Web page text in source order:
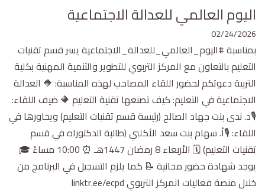
اليوم العالمي للعدالة الاجتماعية
02/24/2026
بمناسبة #اليوم_العالمي_للعدالة_الاجتماعية يسر قسم تقنيات
التعليم بالتعاون مع المركز التربوي للتطوير والتنمية المهنية بكلية
التربية دعوتكم لحضور اللقاء المصاحب لهذه المناسبة: 🔶 العدالة
الاجتماعية في التعليم: كيف تصنعها تقنية التعليم 🔶 ضيف اللقاء:
🎙د. ندى بنت جهاد الصالح (رئيسة قسم تقنيات التعليم) ويحاورها في
اللقاء: 🎙أ. سهام بنت سعد الأكلبي (طالبة الدكتوراه في قسم
تقنيات التعليم) 🗓 الأربعاء 8 رمضان 1447هـ ⏰ 10:00 مساءً 🎓
يوجد شهادة حضور مجانية 📝 كما يلزم التسجيل في البرنامج من
خلال منصة فعاليات المركز التربوي linktr.ee/ecpd